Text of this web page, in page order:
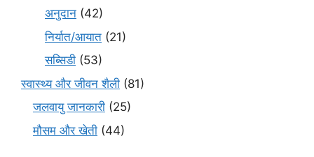
अनुदान (42)
निर्यात/आयात (21)
सब्सिडी (53)
स्वास्थ्य और जीवन शैली (81)
जलवायु जानकारी (25)
मौसम और खेती (44)